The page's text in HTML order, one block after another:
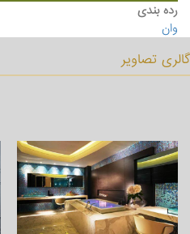
رده بندی
وان
گالری تصاویر